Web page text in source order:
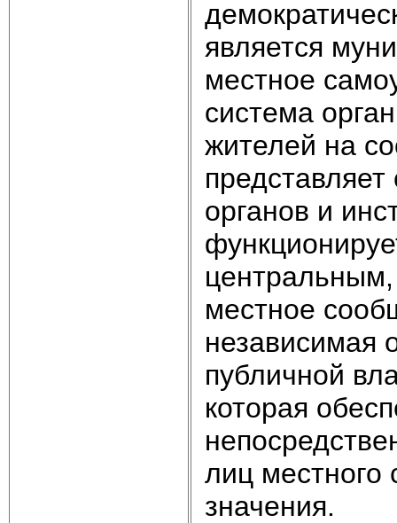
является
местное
система
жителей на
органов и
местное
независимая
публичной
которая
лиц местного
значения.